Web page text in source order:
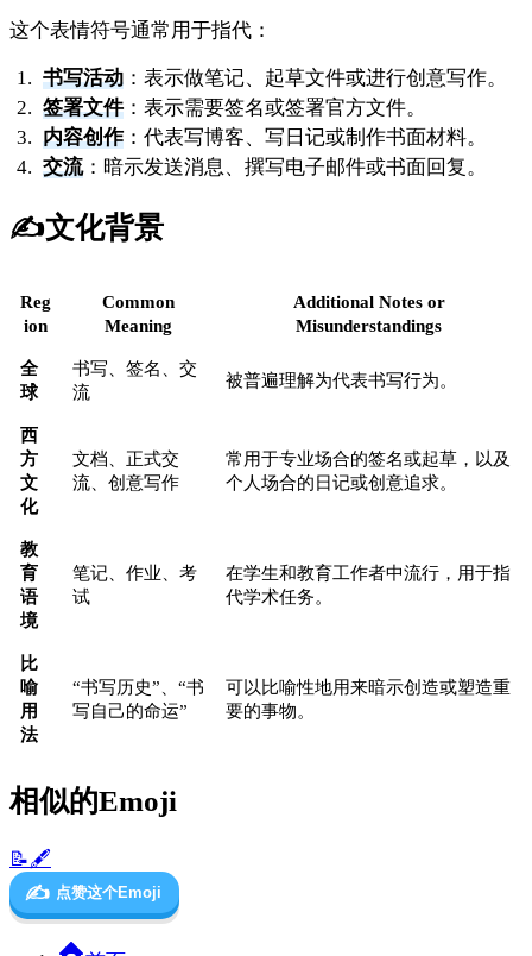
这个表情符号通常用于指代：
书写活动 ：表示做笔记、起草文件或进行创意写作。
签署文件：表示需要签名或签署官方文件。
内容创作：代表写博客、写日记或制作书面材料。
交流：暗示发送消息、撰写电子邮件或书面回复。
✍️文化背景
Reg
ion
Common
Meaning
Additional Notes or
Misunderstandings
全
球
书写、签名、交
流
被普遍理解为代表书写行为。
西
方
文
化
文档、正式交
流、创意写作
常用于专业场合的签名或起草，以及
个人场合的日记或创意追求。
教
育
语
境
笔记、作业、考
试
在学生和教育工作者中流行，用于指
代学术任务。
比
喻
用
法
“书写历史”、“书
写自己的命运”
可以比喻性地用来暗示创造或塑造重
要的事物。
相似的Emoji
📝🖋️
✍️ 点赞这个Emoji